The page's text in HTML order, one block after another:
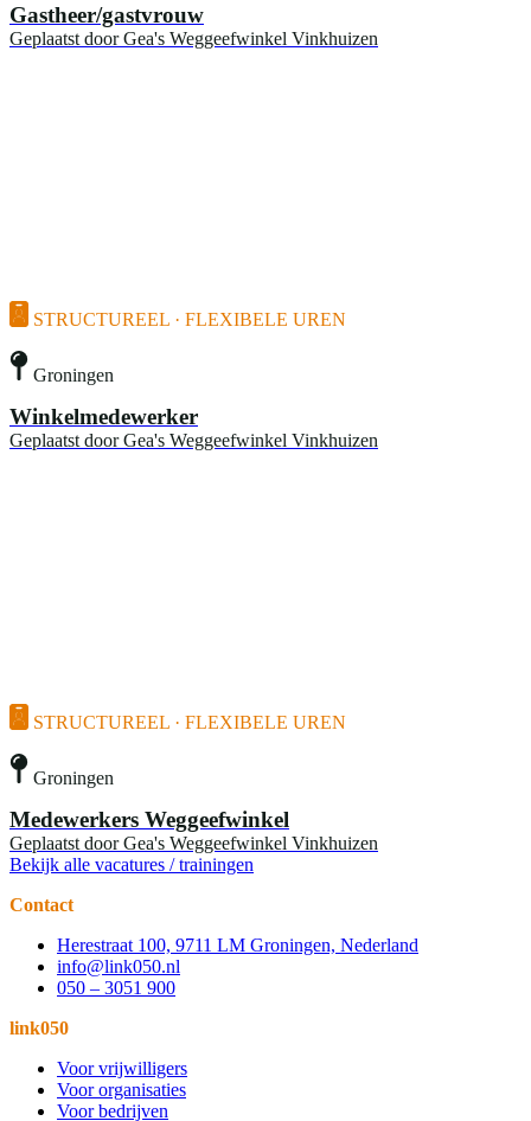
Gastheer/gastvrouw
Geplaatst door Gea's Weggeefwinkel Vinkhuizen
STRUCTUREEL · FLEXIBELE UREN
Groningen
Winkelmedewerker
Geplaatst door Gea's Weggeefwinkel Vinkhuizen
STRUCTUREEL · FLEXIBELE UREN
Groningen
Medewerkers Weggeefwinkel
Geplaatst door Gea's Weggeefwinkel Vinkhuizen
Bekijk alle vacatures / trainingen
Contact
Herestraat 100, 9711 LM Groningen, Nederland
info@link050.nl
050 – 3051 900
link050
Voor vrijwilligers
Voor organisaties
Voor bedrijven